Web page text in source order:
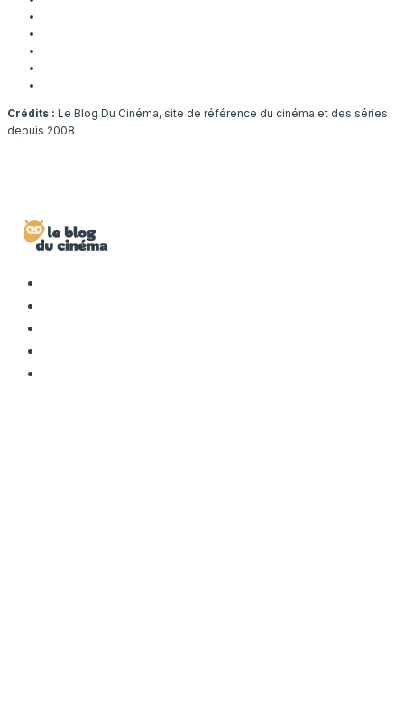
Crédits : Le Blog Du Cinéma, site de référence du cinéma et des séries
depuis 2008